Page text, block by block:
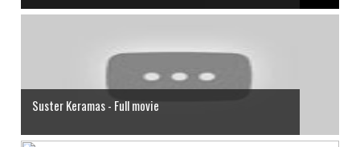
Suster Keramas - Full movie